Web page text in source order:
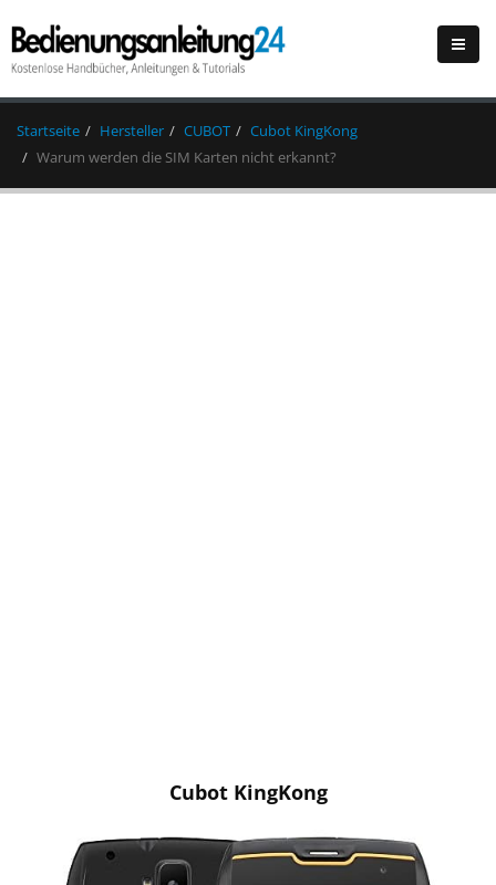
Startseite Hersteller CUBOT
Cubot KingKong
Warum werden die SIM Karten nicht erkannt?
Cubot KingKong